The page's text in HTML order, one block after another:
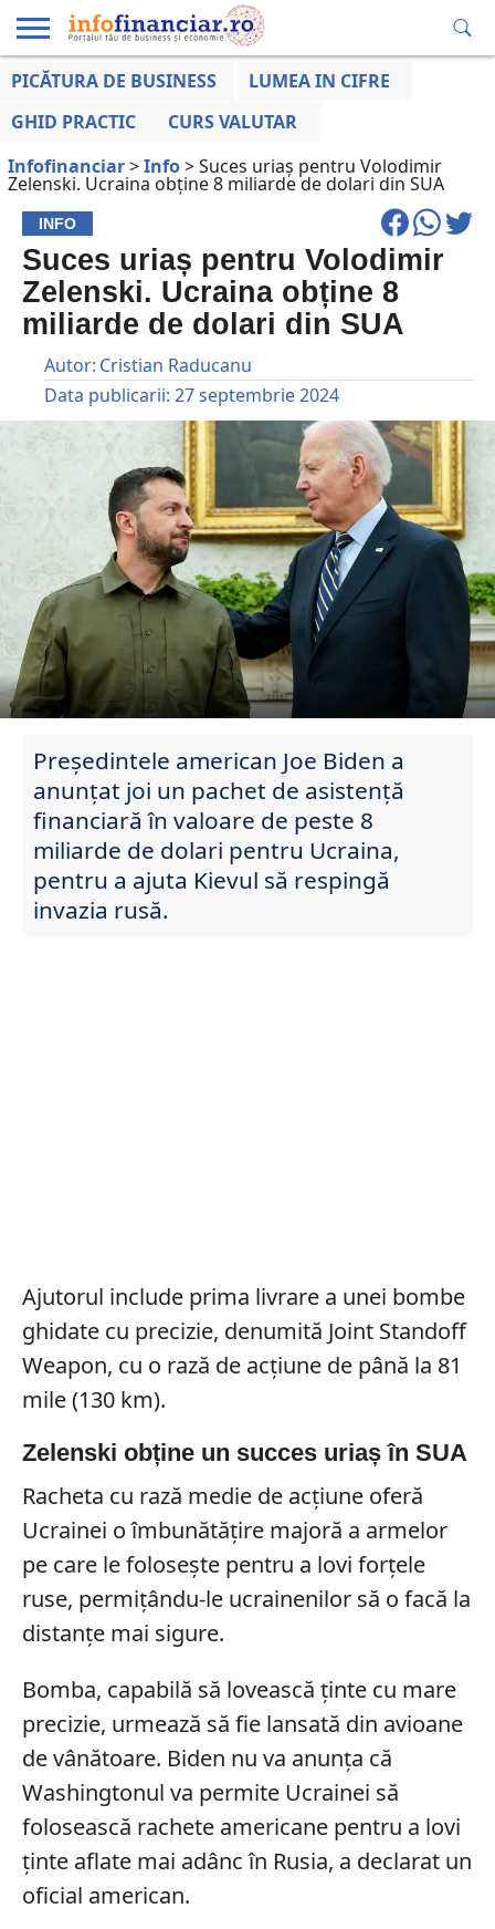
EDUCAȚIE
LA ZI
AFACERILOR
PICĂTURA DE BUSINESS
LUMEA IN CIFRE
GHID PRACTIC
CURS VALUTAR
Infofinanciar>Info>Suces uriaș pentru Volodimir
Zelenski. Ucraina obține 8 miliarde de dolari din SUA
INFO
Suces uriaș pentru Volodimir
Zelenski. Ucraina obține 8
miliarde de dolari din SUA
Autor: Cristian Raducanu
Data publicarii: 27 septembrie 2024
Președintele american Joe Biden a
anunțat joi un pachet de asistență
financiară în valoare de peste 8
miliarde de dolari pentru Ucraina,
pentru a ajuta Kievul să respingă
invazia rusă.
Ajutorul include prima livrare a unei bombe
ghidate cu precizie, denumită Joint Standoff
Weapon, cu o rază de acțiune de până la 81
mile (130 km).
Zelenski obține un succes uriaș în SUA
Racheta cu rază medie de acțiune oferă
Ucrainei o îmbunătățire majoră a armelor
pe care le folosește pentru a lovi forțele
ruse, permițându-le ucrainenilor să o facă la
distanțe mai sigure.
Bomba, capabilă să lovească ținte cu mare
precizie, urmează să fie lansată din avioane
de vânătoare. Biden nu va anunța că
Washingtonul va permite Ucrainei să
folosească rachete americane pentru a lovi
ținte aflate mai adânc în Rusia, a declarat un
oficial american.